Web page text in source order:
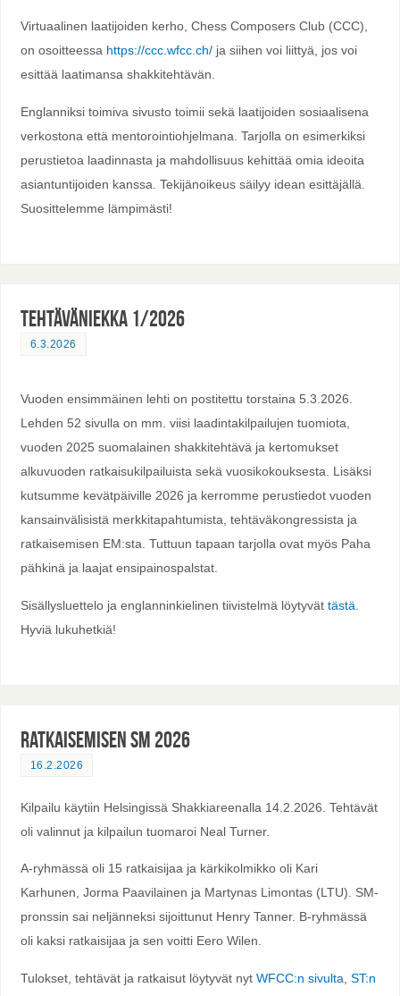
Virtuaalinen laatijoiden kerho, Chess Composers Club (CCC),
on osoitteessa https://ccc.wfcc.ch/ja siihen voi liittyä, jos voi
esittää laatimansa shakkitehtävän.
Englanniksi toimiva sivusto toimii sekä laatijoiden sosiaalisena
verkostona että mentorointiohjelmana. Tarjolla on esimerkiksi
perustietoa laadinnasta ja mahdollisuus kehittää omia ideoita
asiantuntijoiden kanssa. Tekijänoikeus säilyy idean esittäjällä.
Suosittelemme lämpimästi!
Tehtäväniekka 1/2026
6.3.2026
Vuoden ensimmäinen lehti on postitettu torstaina 5.3.2026.
Lehden 52 sivulla on mm. viisi laadintakilpailujen tuomiota,
vuoden 2025 suomalainen shakkitehtävä ja kertomukset
alkuvuoden ratkaisukilpailuista sekä vuosikokouksesta. Lisäksi
kutsumme kevätpäiville 2026 ja kerromme perustiedot vuoden
kansainvälisistä merkkitapahtumista, tehtäväkongressista ja
ratkaisemisen EM:sta. Tuttuun tapaan tarjolla ovat myös Paha
pähkinä ja laajat ensipainospalstat.
Sisällysluettelo ja englanninkielinen tiivistelmä löytyvät tästä
Hyviä lukuhetkiä!
Ratkaisemisen SM 2026
16.2.2026
Kilpailu käytiin Helsingissä Shakkiareenalla 14.2.2026. Tehtävät
oli valinnut ja kilpailun tuomaroi Neal Turner.
A-ryhmässä oli 15 ratkaisijaa ja kärkikolmikko oli Kari
Karhunen, Jorma Paavilainen ja Martynas Limontas (LTU). SM-
pronssin sai neljänneksi sijoittunut Henry Tanner. B-ryhmässä
oli kaksi ratkaisijaa ja sen voitti Eero Wilen.
Tulokset, tehtävät ja ratkaisut löytyvät nyt WFCC:n sivulta ST:n